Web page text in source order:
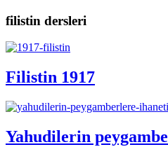
filistin dersleri
Filistin 1917
Yahudilerin